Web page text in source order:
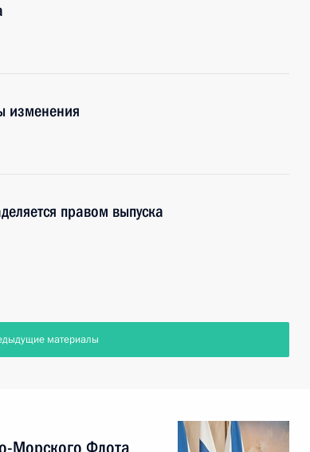
изменения
правом выпуска
материалы
Морского Флота